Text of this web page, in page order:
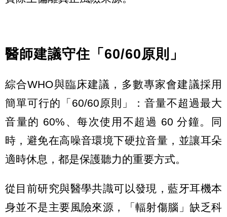
醫師建議守住「60/60原則」
綜合WHO與臨床建議，多數專家會建議採用
簡單可行的「60/60原則」：音量不超過最大
音量的 60%、每次使用不超過 60 分鐘。同
時，避免在高噪音環境下硬拉音量，並讓耳朵
適時休息，都是保護聽力的重要方式。
從目前研究與醫學共識可以發現，藍牙耳機本
身並不是主要風險來源，「輻射傷腦」缺乏科